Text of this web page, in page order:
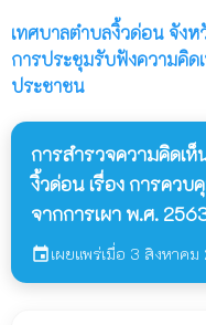
เทศบาลตำบลงิ้วด่อน จังห
การประชุมรับฟังความคิ
ประชาชน
การสำรวจความคิดเ
งิ้วด่อน เรื่อง การคว
จากการเผา พ.ศ.
eventเผยแพร่เมื่อ 3 สิงหาค